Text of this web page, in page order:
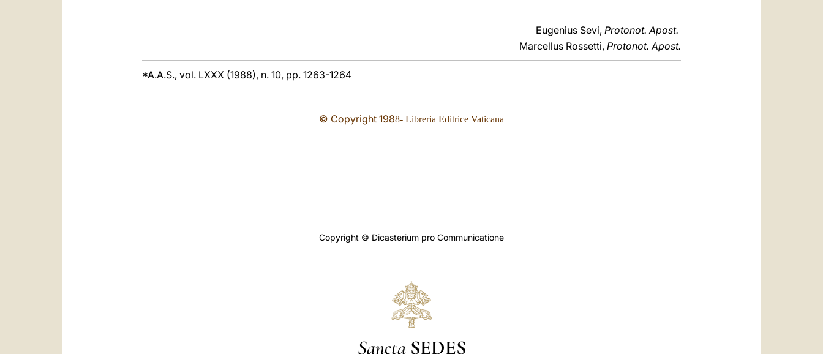
Eugenius Sevi, Protonot. Apost.
Marcellus Rossetti, Protonot. Apost.
*A.A.S., vol. LXXX (1988), n. 10, pp. 1263-1264
© Copyright 1988- Libreria Editrice Vaticana
Copyright © Dicasterium pro Communicatione
Sancta SEDES